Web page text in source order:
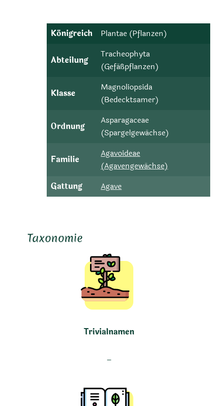
Königreich Plantae (Pflanzen)
Abteilung
Tracheophyta
(Gefäßpflanzen)
Klasse
Magnoliopsida
(Bedecktsamer)
Ordnung
Asparagaceae
(Spargelgewächse)
Familie
Agavoideae
(Agavengewächse)
Gattung
Agave
Taxonomie
Trivialnamen
–